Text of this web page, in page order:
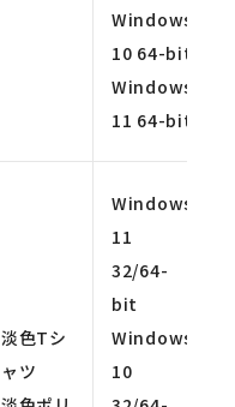
Windows
10 64-bit
Windows
11 64-bit
淡色Tシ
ャツ
Windows
11
32/64-
bit
Windows
10